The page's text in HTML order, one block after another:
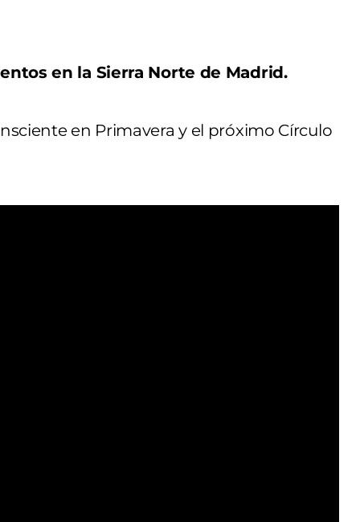
en la Sierra Norte de Madrid.
en Primavera y el próximo Círculo